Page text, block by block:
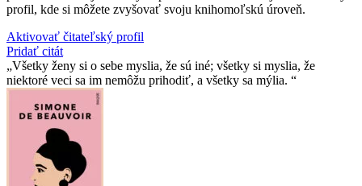
profil, kde si môžete zvyšovať svoju knihomoľskú úroveň.
Aktivovať čitateľský profil
Pridať citát
Všetky ženy si o sebe myslia, že sú iné; všetky si myslia, že
niektoré veci sa im nemôžu prihodiť, a všetky sa mýlia.